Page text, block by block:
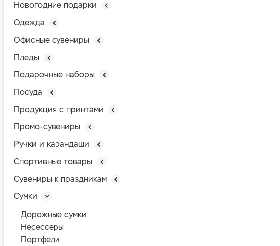
Новогодние подарки
Одежда
Офисные сувениры
Пледы
Подарочные наборы
Посуда
Продукция с принтами
Промо-сувениры
Ручки и карандаши
Спортивные товары
Сувениры к праздникам
Сумки
Дорожные сумки
Несессеры
Портфели